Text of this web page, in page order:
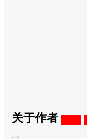
关于作者